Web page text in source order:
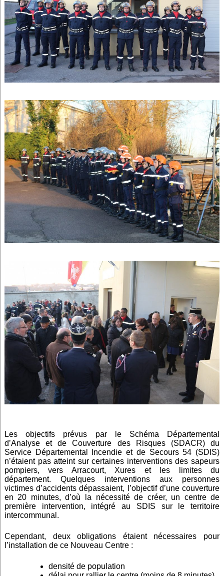
Les objectifs prévus par le Schéma Départemental
d’Analyse et de Couverture des Risques (SDACR) du
Service Départemental Incendie et de Secours 54 (SDIS)
n’étaient pas atteint sur certaines interventions des sapeurs
pompiers, vers Arracourt, Xures et les limites du
département. Quelques interventions aux personnes
victimes d’accidents dépassaient, l’objectif d’une couverture
en 20 minutes, d’où la nécessité de créer, un centre de
première intervention, intégré au SDIS sur le territoire
intercommunal.
Cependant, deux obligations étaient nécessaires pour
l’installation de ce Nouveau Centre :
densité de population